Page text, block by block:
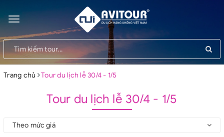
Toggle
navigation
Trang chủ Tour du lịch lễ 30/4 - 1/5
Tour du lịch lễ 30/4 - 1/5
Theo mức giá